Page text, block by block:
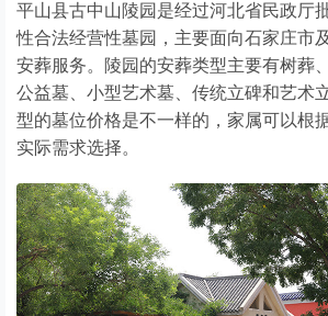
平山县古中山陵园是经过河北省民政厅
性合法经营性墓园，主要面向石家庄市
安葬服务。陵园的安葬类型主要有树葬
公益墓、小型艺术墓、传统立碑和艺术
型的墓位价格是不一样的，家属可以根
实际需求选择。